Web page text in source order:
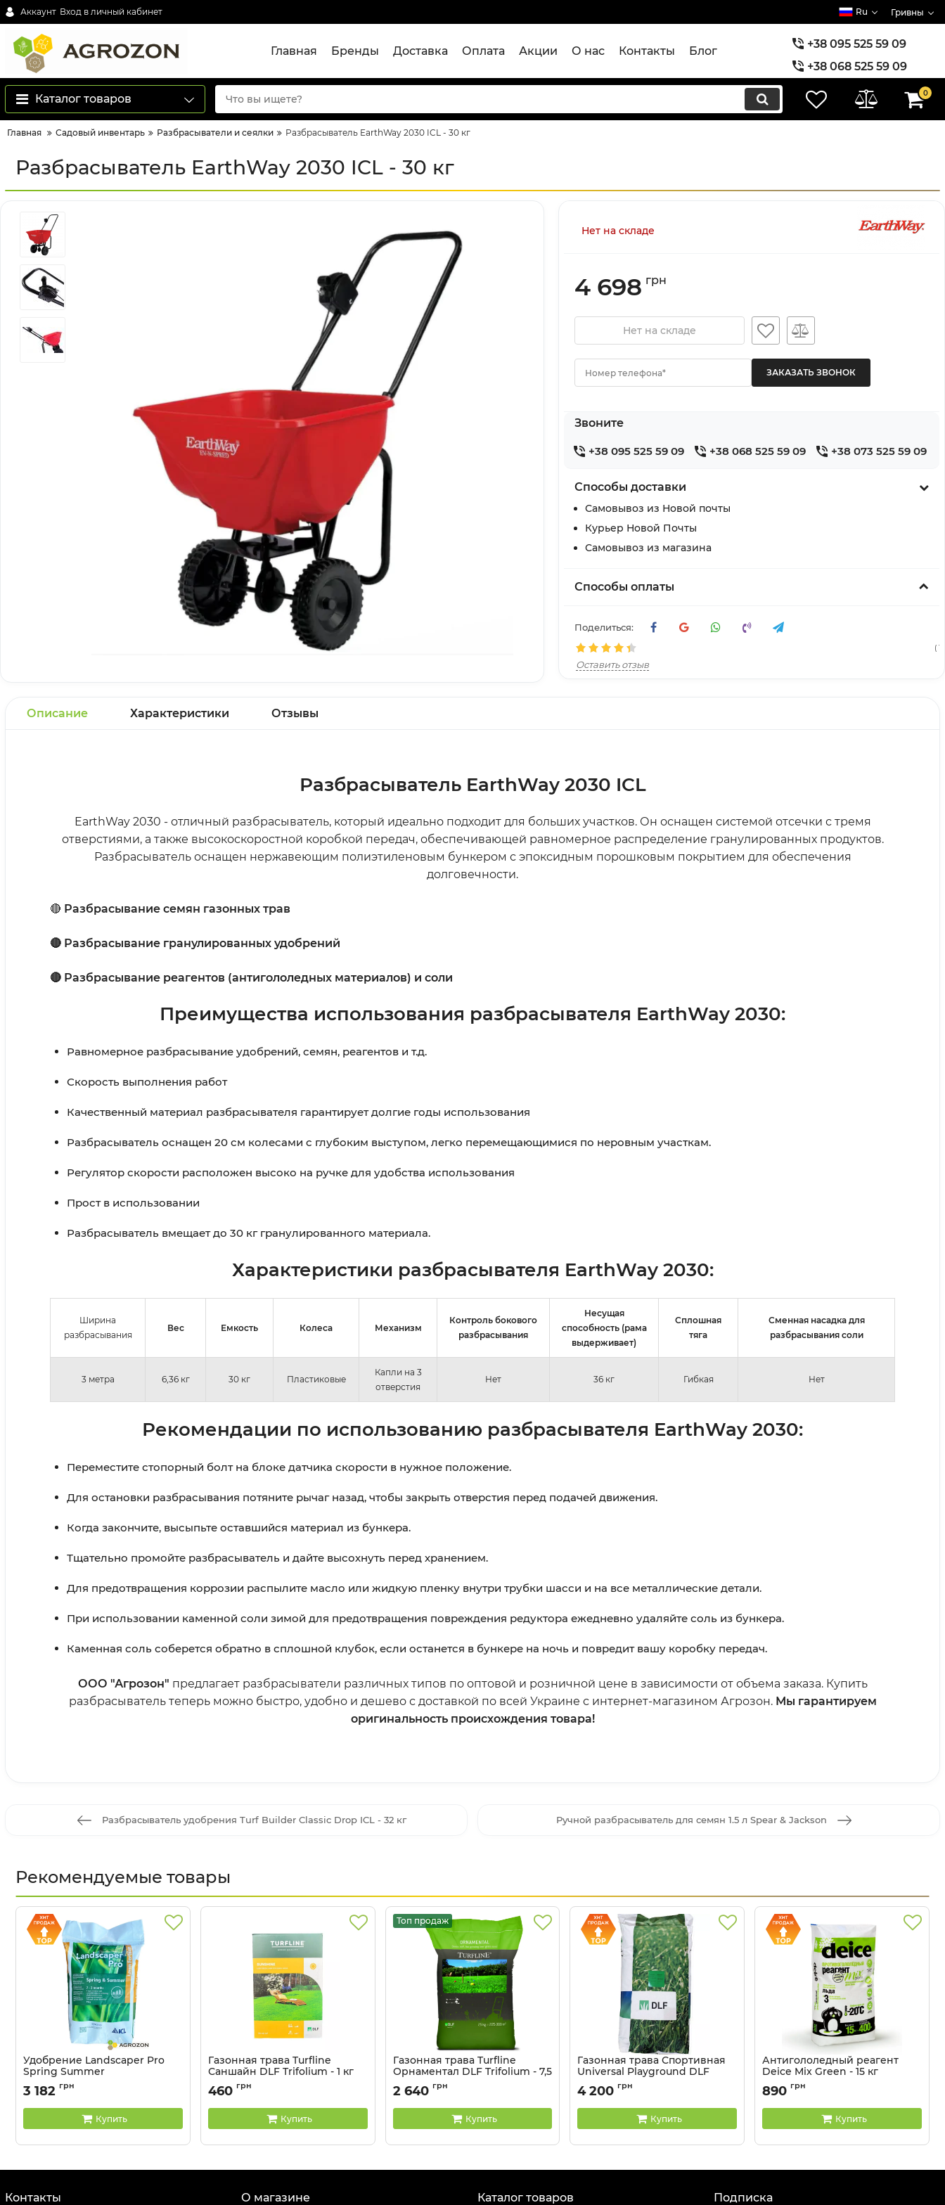
Аккаунт Вход в личный кабинет Ru Гривны
Главная Бренды Доставка Оплата Акции О нас Контакты Блог
+38 095 525 59 09
+38 068 525 59 09
+38 073 525 59 09
Каталог товаров 0
Главная Садовый инвентарь Разбрасыватели и сеялки Разбрасыватель EarthWay 2030 ICL - 30 кг
Разбрасыватель EarthWay 2030 ICL - 30 кг
Нет на складе
4 698 грн
Нет на складе
Номер телефона*
Звоните
+38 095 525 59 09 +38 068 525 59 09 +38 073 525 59 09
Способы доставки
Самовывоз из Новой почты
Курьер Новой Почты
Самовывоз из магазина
Способы оплаты
Поделиться:
(
Оставить отзыв
Описание Характеристики Отзывы
Разбрасыватель EarthWay 2030 ICL
EarthWay 2030 - отличный разбрасыватель, который идеально подходит для больших участков. Он оснащен системой отсечки с тремя
отверстиями, а также высокоскоростной коробкой передач, обеспечивающей равномерное распределение гранулированных продуктов.
Разбрасыватель оснащен нержавеющим полиэтиленовым бункером с эпоксидным порошковым покрытием для обеспечения
долговечности.
🔴 Разбрасывание семян газонных трав
🔴 Разбрасывание гранулированных удобрений
🔴 Разбрасывание реагентов (антигололедных материалов) и соли
Преимущества использования разбрасывателя EarthWay 2030:
Равномерное разбрасывание удобрений, семян, реагентов и т.д.
Скорость выполнения работ
Качественный материал разбрасывателя гарантирует долгие годы использования
Разбрасыватель оснащен 20 см колесами с глубоким выступом, легко перемещающимися по неровным участкам.
Регулятор скорости расположен высоко на ручке для удобства использования
Прост в использовании
Разбрасыватель вмещает до 30 кг гранулированного материала.
Характеристики разбрасывателя EarthWay 2030:
Ширина
разбрасывания
Вес Емкость Колеса Механизм
Контроль бокового
разбрасывания
Несущая
способность (рама
выдерживает)
Сплошная
тяга
Сменная насадка для
разбрасывания соли
3 метра 6,36 кг 30 кг Пластиковые
Капли на 3
отверстия
Нет 36 кг Гибкая Нет
Рекомендации по использованию разбрасывателя EarthWay 2030:
Переместите стопорный болт на блоке датчика скорости в нужное положение.
Для остановки разбрасывания потяните рычаг назад, чтобы закрыть отверстия перед подачей движения.
Когда закончите, высыпьте оставшийся материал из бункера.
Тщательно промойте разбрасыватель и дайте высохнуть перед хранением.
Для предотвращения коррозии распылите масло или жидкую пленку внутри трубки шасси и на все металлические детали.
При использовании каменной соли зимой для предотвращения повреждения редуктора ежедневно удаляйте соль из бункера.
Каменная соль соберется обратно в сплошной клубок, если останется в бункере на ночь и повредит вашу коробку передач.
ООО "Агрозон" предлагает разбрасыватели различных типов по оптовой и розничной цене в зависимости от объема заказа. Купить
разбрасыватель теперь можно быстро, удобно и дешево с доставкой по всей Украине с интернет-магазином Агрозон. Мы гарантируем
оригинальность происхождения товара!
Разбрасыватель удобрения Turf Builder Classic Drop ICL - 32 кг Ручной разбрасыватель для семян 1.5 л Spear & Jackson
Рекомендуемые товары
Удобрение Landscaper Pro
Spring Summer
20+0+7+6CaO+3MgO ICL - 15 кг
Артикул:
3 182 грн
Купить
Газонная трава Turfline
Саншайн DLF Trifolium - 1 кг
Артикул: 2109042
460 грн
Купить
Топ продаж
Газонная трава Turfline
Орнаментал DLF Trifolium - 7,5
Артикул:
2 640 грн
Купить
Газонная трава Спортивная
Universal Playground DLF
Trifolium - 20 кг
Артикул:
4 200 грн
Купить
Антигололедный реагент
Deice Mix Green - 15 кг
Артикул: 4104153
890 грн
Купить
Контакты О магазине Каталог товаров Подписка